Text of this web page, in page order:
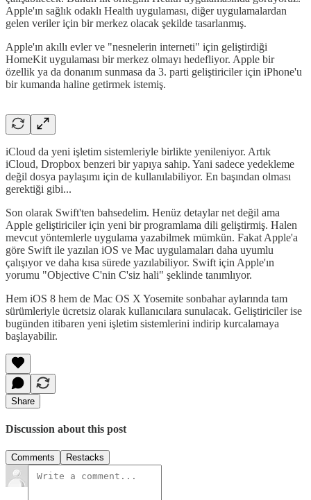
Apple'ın sağlık odaklı Health uygulaması, diğer uygulamalardan
gelen veriler için bir merkez olacak şekilde tasarlanmış.
Apple'ın akıllı evler ve "nesnelerin interneti" için geliştirdiği
HomeKit uygulaması bir merkez olmayı hedefliyor. Apple bir
özellik ya da donanım sunmasa da 3. parti geliştiriciler için iPhone'u
bir kumanda haline getirmek istemiş.
iCloud da yeni işletim sistemleriyle birlikte yenileniyor. Artık
iCloud, Dropbox benzeri bir yapıya sahip. Yani sadece yedekleme
değil dosya paylaşımı için de kullanılabiliyor. En başından olması
gerektiği gibi...
Son olarak Swift'ten bahsedelim. Henüz detaylar net değil ama
Apple geliştiriciler için yeni bir programlama dili geliştirmiş. Halen
mevcut yöntemlerle uygulama yazabilmek mümkün. Fakat Apple'a
göre Swift ile yazılan iOS ve Mac uygulamaları daha uyumlu
çalışıyor ve daha kısa sürede yazılabiliyor. Swift için Apple'ın
yorumu "Objective C'nin C'siz hali" şeklinde tanımlıyor.
Hem iOS 8 hem de Mac OS X Yosemite sonbahar aylarında tam
sürümleriyle ücretsiz olarak kullanıcılara sunulacak. Geliştiriciler ise
bugünden itibaren yeni işletim sistemlerini indirip kurcalamaya
başlayabilir.
Share
Discussion about this post
Comments Restacks